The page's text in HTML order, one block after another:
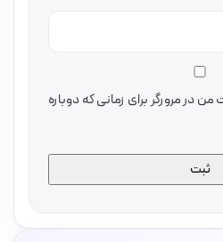
در مرورگر برای زمانی که دوباره